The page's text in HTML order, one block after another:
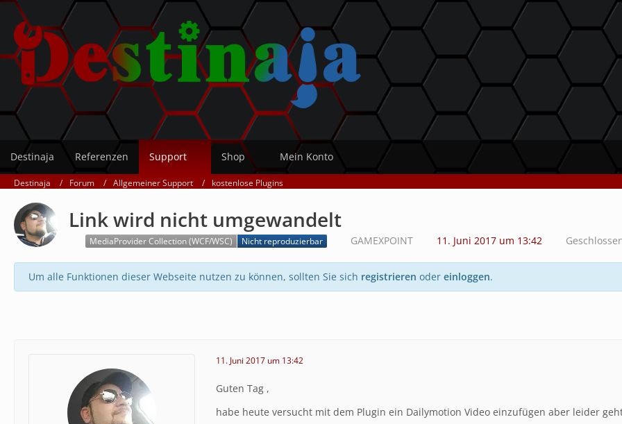
Destinaja Referenzen Support Shop Mein Konto
Destinaja Forum Allgemeiner Support kostenlose Plugins
Link wird nicht umgewandelt
MediaProvider Collection (WCF/WSC) Nicht reproduzierbar GAMEXPOINT 11. Juni 2017 um 13:42
Um alle Funktionen dieser Webseite nutzen zu können, sollten Sie sich registrieren oder einloggen.
11. Juni 2017 um 13:42
Guten Tag ,
habe heute versucht mit dem Plugin ein Dailymotion Video einzufügen aber leider